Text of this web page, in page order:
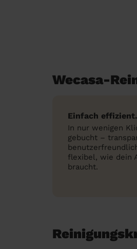
Wecasa-
Einfach effizient.
In nur wenigen
gebucht –
flexibel, wie dein
braucht.